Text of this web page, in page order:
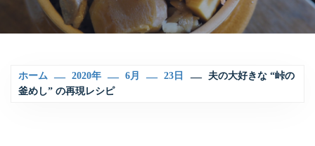
ホーム 2020年 6月 23日
夫の大好きな “峠の
釜めし” の再現レシピ